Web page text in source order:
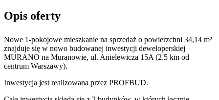
Opis oferty
Nowe 1-pokojowe mieszkanie na sprzedaż o powierzchni 34,14 m²
znajduje się w nowo budowanej inwestycji deweloperskiej
MURANO na Muranowie, ul. Anielewicza 15A (2.5 km od
centrum Warszawy).
Inwestycja jest realizowana przez PROFBUD.